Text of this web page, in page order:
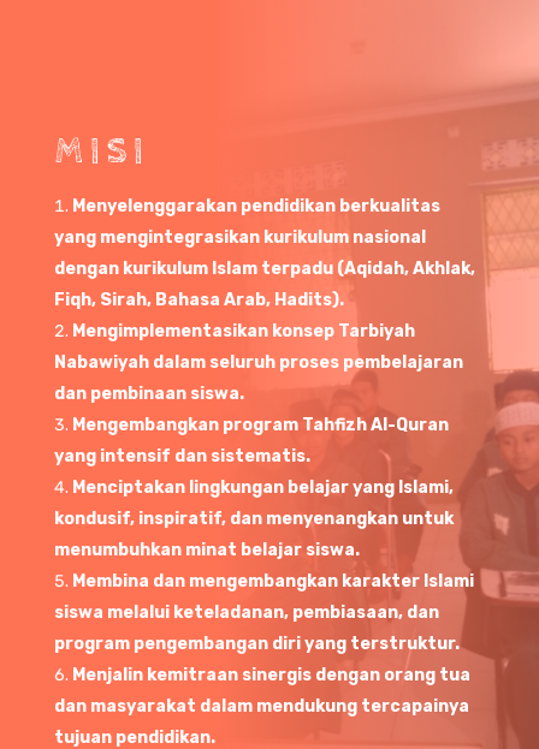
MISI
Menyelenggarakan pendidikan berkualitas
yang mengintegrasikan kurikulum nasional
dengan kurikulum Islam terpadu (Aqidah, Akhlak,
Fiqh, Sirah, Bahasa Arab, Hadits).
Mengimplementasikan konsep Tarbiyah
Nabawiyah dalam seluruh proses pembelajaran
dan pembinaan siswa.
Mengembangkan program Tahfizh Al-Quran
yang intensif dan sistematis.
Menciptakan lingkungan belajar yang Islami,
kondusif, inspiratif, dan menyenangkan untuk
menumbuhkan minat belajar siswa.
Membina dan mengembangkan karakter Islami
siswa melalui keteladanan, pembiasaan, dan
program pengembangan diri yang terstruktur.
Menjalin kemitraan sinergis dengan orang tua
dan masyarakat dalam mendukung tercapainya
tujuan pendidikan.